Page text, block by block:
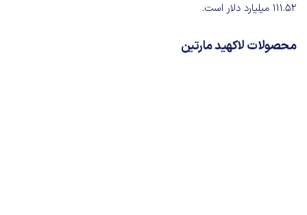
۱۱۱.۵۲ میلیارد دلار است.
محصولات لاکهید مارتین